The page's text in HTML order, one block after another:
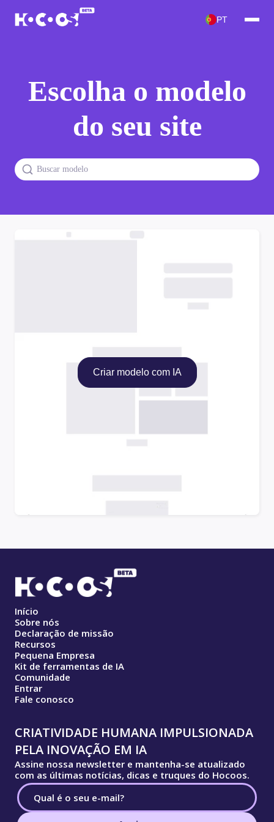
PT
Escolha o modelo
do seu site
Criar modelo com IA
Início
Sobre nós
Declaração de missão
Recursos
Pequena Empresa
Kit de ferramentas de IA
Comunidade
Entrar
Fale conosco
CRIATIVIDADE HUMANA IMPULSIONADA
PELA INOVAÇÃO EM IA
Assine nossa newsletter e mantenha-se atualizado
com as últimas notícias, dicas e truques do Hocoos.